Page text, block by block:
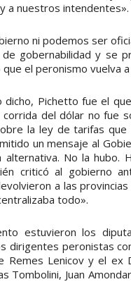
a nuestros intendentes».
ni podemos ser
gobernabilidad y se
que el peronismo vuelva
dicho, Pichetto fue el
del dólar no fue
la ley de tarifas
un mensaje al
alternativa. No la
criticó al gobierno
a las
todo».
estuvieron los
dirigentes peronistas
Remes Lenicov y el
Tombolini, Juan